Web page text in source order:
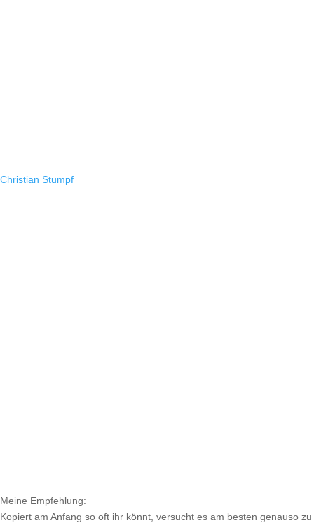
Christian Stumpf
Meine Empfehlung:
Kopiert am Anfang so oft ihr könnt, versucht es am besten genauso zu